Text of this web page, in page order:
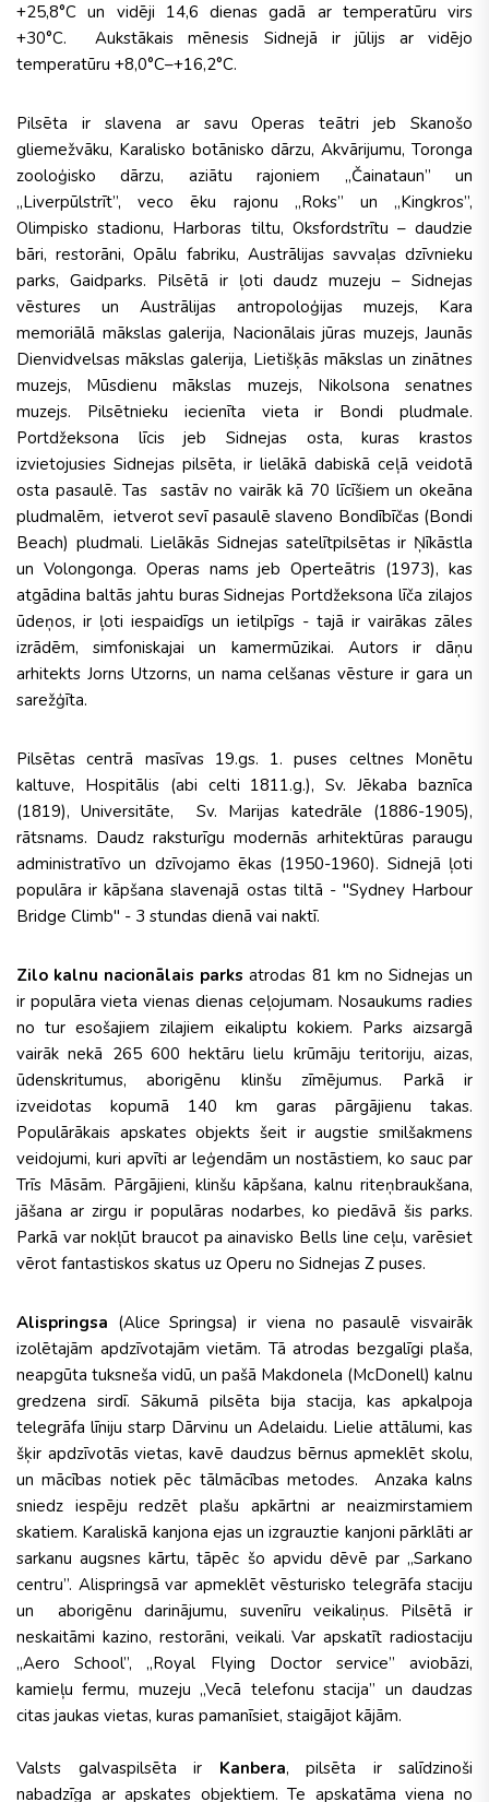
+25,8°C un vidēji 14,6 dienas gadā ar temperatūru virs
+30°C. Aukstākais mēnesis Sidnejā ir jūlijs ar vidējo
temperatūru +8,0°C–+16,2°C.
Pilsēta ir slavena ar savu Operas teātri jeb Skanošo
gliemežvāku, Karalisko botānisko dārzu, Akvārijumu, Toronga
zooloģisko dārzu, aziātu rajoniem „Čainataun” un
„Liverpūlstrīt”, veco ēku rajonu „Roks” un „Kingkros”,
Olimpisko stadionu, Harboras tiltu, Oksfordstrītu – daudzie
bāri, restorāni, Opālu fabriku, Austrālijas savvaļas dzīvnieku
parks, Gaidparks. Pilsētā ir ļoti daudz muzeju – Sidnejas
vēstures un Austrālijas antropoloģijas muzejs, Kara
memoriālā mākslas galerija, Nacionālais jūras muzejs, Jaunās
Dienvidvelsas mākslas galerija, Lietišķās mākslas un zinātnes
muzejs, Mūsdienu mākslas muzejs, Nikolsona senatnes
muzejs. Pilsētnieku iecienīta vieta ir Bondi pludmale.
Portdžeksona līcis jeb Sidnejas osta, kuras krastos
izvietojusies Sidnejas pilsēta, ir lielākā dabiskā ceļā veidotā
osta pasaulē. Tas sastāv no vairāk kā 70 līcīšiem un okeāna
pludmalēm, ietverot sevī pasaulē slaveno Bondībīčas (Bondi
Beach) pludmali. Lielākās Sidnejas satelītpilsētas ir Ņīkāstla
un Volongonga. Operas nams jeb Operteātris (1973), kas
atgādina baltās jahtu buras Sidnejas Portdžeksona līča zilajos
ūdeņos, ir ļoti iespaidīgs un ietilpīgs - tajā ir vairākas zāles
izrādēm, simfoniskajai un kamermūzikai. Autors ir dāņu
arhitekts Jorns Utzorns, un nama celšanas vēsture ir gara un
sarežģīta.
Pilsētas centrā masīvas 19.gs. 1. puses celtnes Monētu
kaltuve, Hospitālis (abi celti 1811.g.), Sv. Jēkaba baznīca
(1819), Universitāte, Sv. Marijas katedrāle (1886-1905),
rātsnams. Daudz raksturīgu modernās arhitektūras paraugu
administratīvo un dzīvojamo ēkas (1950-1960). Sidnejā ļoti
populāra ir kāpšana slavenajā ostas tiltā - "Sydney Harbour
Bridge Climb" - 3 stundas dienā vai naktī.
Zilo kalnu nacionālais parks atrodas 81 km no Sidnejas un
ir populāra vieta vienas dienas ceļojumam. Nosaukums radies
no tur esošajiem zilajiem eikaliptu kokiem. Parks aizsargā
vairāk nekā 265 600 hektāru lielu krūmāju teritoriju, aizas,
ūdenskritumus, aborigēnu klinšu zīmējumus. Parkā ir
izveidotas kopumā 140 km garas pārgājienu takas.
Populārākais apskates objekts šeit ir augstie smilšakmens
veidojumi, kuri apvīti ar leģendām un nostāstiem, ko sauc par
Trīs Māsām. Pārgājieni, klinšu kāpšana, kalnu riteņbraukšana,
jāšana ar zirgu ir populāras nodarbes, ko piedāvā šis parks.
Parkā var nokļūt braucot pa ainavisko Bells line ceļu, varēsiet
vērot fantastiskos skatus uz Operu no Sidnejas Z puses.
Alispringsa (Alice Springsa) ir viena no pasaulē visvairāk
izolētajām apdzīvotajām vietām. Tā atrodas bezgalīgi plaša,
neapgūta tuksneša vidū, un pašā Makdonela (McDonell) kalnu
gredzena sirdī. Sākumā pilsēta bija stacija, kas apkalpoja
telegrāfa līniju starp Dārvinu un Adelaidu. Lielie attālumi, kas
šķir apdzīvotās vietas, kavē daudzus bērnus apmeklēt skolu,
un mācības notiek pēc tālmācības metodes. Anzaka kalns
sniedz iespēju redzēt plašu apkārtni ar neaizmirstamiem
skatiem. Karaliskā kanjona ejas un izgrauztie kanjoni pārklāti ar
sarkanu augsnes kārtu, tāpēc šo apvidu dēvē par „Sarkano
centru”. Alispringsā var apmeklēt vēsturisko telegrāfa staciju
un aborigēnu darinājumu, suvenīru veikaliņus. Pilsētā ir
neskaitāmi kazino, restorāni, veikali. Var apskatīt radiostaciju
„Aero School”, „Royal Flying Doctor service” aviobāzi,
kamieļu fermu, muzeju „Vecā telefonu stacija” un daudzas
citas jaukas vietas, kuras pamanīsiet, staigājot kājām.
Valsts galvaspilsēta ir Kanbera, pilsēta ir salīdzinoši
nabadzīga ar apskates objektiem. Te apskatāma viena no